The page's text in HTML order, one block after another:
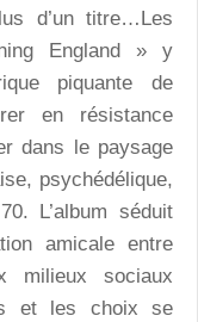
d’un titre…Les
England » y
piquante de
en résistance
dans le paysage
psychédélique,
L’album séduit
amicale entre
milieux sociaux
et les choix se